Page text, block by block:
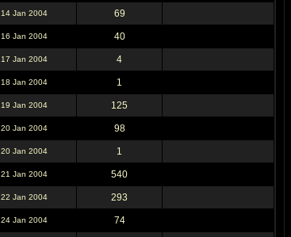
14 Jan 2004 69
16 Jan 2004 40
17 Jan 2004 4
18 Jan 2004 1
19 Jan 2004 125
20 Jan 2004 98
20 Jan 2004 1
21 Jan 2004 540
22 Jan 2004 293
24 Jan 2004 74